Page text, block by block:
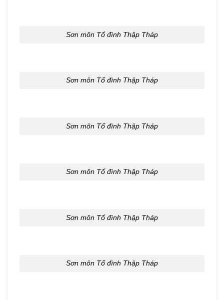
Sơn môn Tổ đình Thập Tháp
Sơn môn Tổ đình Thập Tháp
Sơn môn Tổ đình Thập Tháp
Sơn môn Tổ đình Thập Tháp
Sơn môn Tổ đình Thập Tháp
Sơn môn Tổ đình Thập Tháp